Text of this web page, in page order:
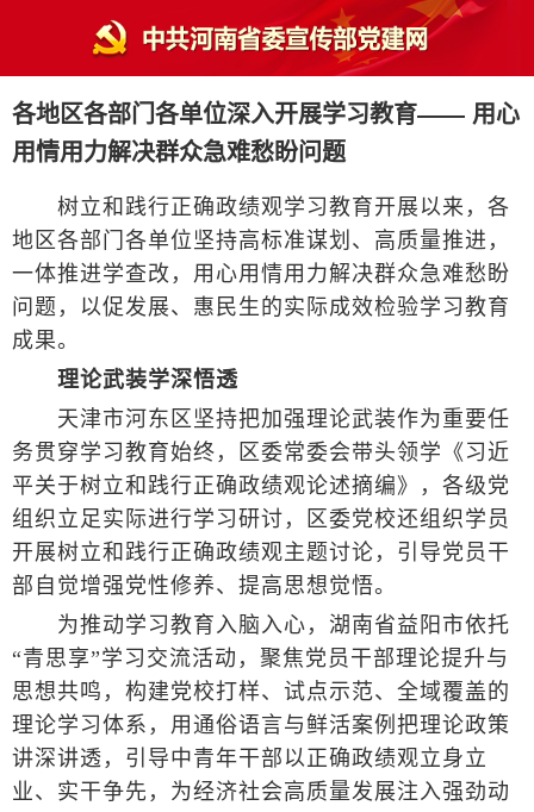
各地区各部门各单位深入开展学习教育—— 用心
用情用力解决群众急难愁盼问题
树立和践行正确政绩观学习教育开展以来，各
地区各部门各单位坚持高标准谋划、高质量推进，
一体推进学查改，用心用情用力解决群众急难愁盼
问题，以促发展、惠民生的实际成效检验学习教育
成果。
理论武装学深悟透
天津市河东区坚持把加强理论武装作为重要任
务贯穿学习教育始终，区委常委会带头领学《习近
平关于树立和践行正确政绩观论述摘编》，各级党
组织立足实际进行学习研讨，区委党校还组织学员
开展树立和践行正确政绩观主题讨论，引导党员干
部自觉增强党性修养、提高思想觉悟。
为推动学习教育入脑入心，湖南省益阳市依托
“青思享”学习交流活动，聚焦党员干部理论提升与
思想共鸣，构建党校打样、试点示范、全域覆盖的
理论学习体系，用通俗语言与鲜活案例把理论政策
讲深讲透，引导中青年干部以正确政绩观立身立
业、实干争先，为经济社会高质量发展注入强劲动